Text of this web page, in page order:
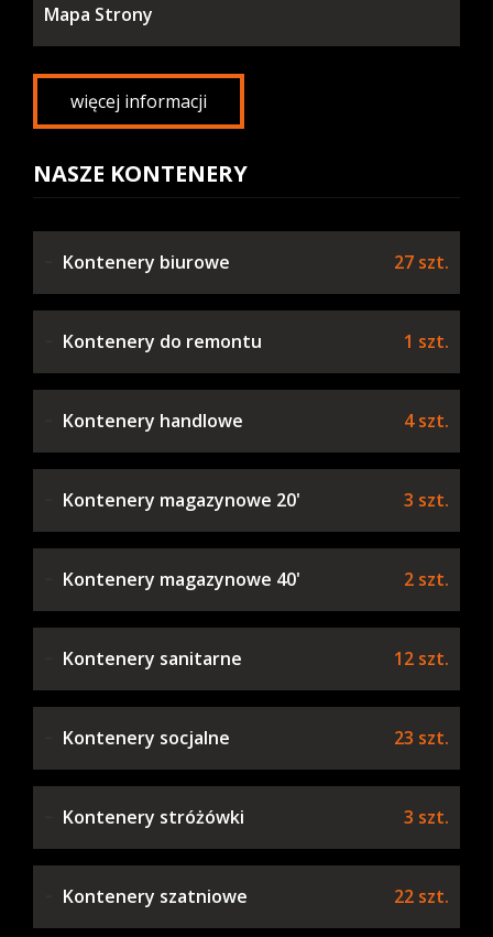
Mapa Strony
więcej informacji
NASZE KONTENERY
Kontenery biurowe 27 szt.
Kontenery do remontu 1 szt.
Kontenery handlowe 4 szt.
Kontenery magazynowe 20' 3 szt.
Kontenery magazynowe 40' 2 szt.
Kontenery sanitarne 12 szt.
Kontenery socjalne 23 szt.
Kontenery stróżówki 3 szt.
Kontenery szatniowe 22 szt.